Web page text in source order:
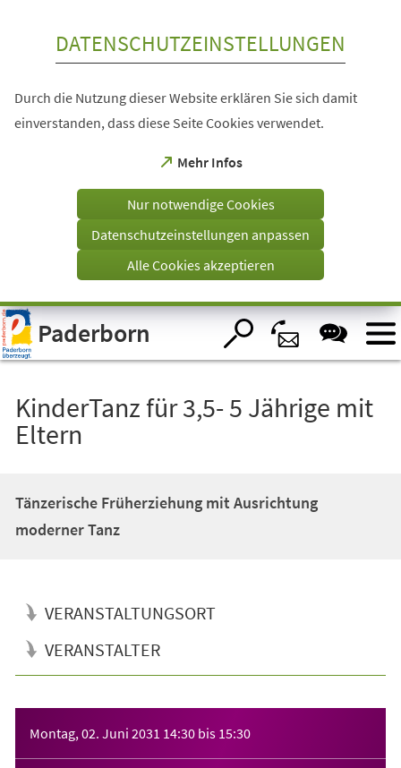
Visuelle
Assistenzsoftware
öffnen.
DATENSCHUTZEINSTELLUNGEN
Durch die Nutzung dieser Website erklären Sie sich damit
einverstanden, dass diese Seite Cookies verwendet.
Mehr Infos
(Öffnet
einem
Tab)
Nur notwendige Cookies
Datenschutzeinstellungen anpassen
Alle Cookies akzeptieren
Paderborn
KinderTanz für 3,5- 5 Jährige mit
Eltern
Tänzerische Früherziehung mit Ausrichtung
moderner Tanz
VERANSTALTUNGSORT
VERANSTALTER
Montag, 02. Juni 2031 14:30 bis 15:30